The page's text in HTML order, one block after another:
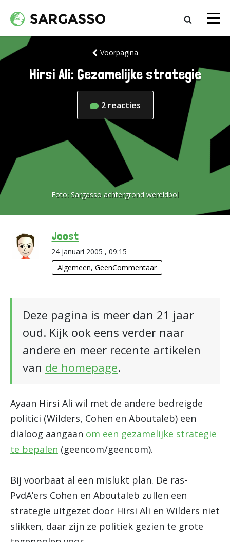
Voorpagina
Hirsi Ali: Gezamelijke strategie
2 reacties
Foto: Sargasso achtergrond wereldbol
Joost
24 januari 2005 , 09:15
Algemeen,GeenCommentaar
Deze pagina is meer dan 21 jaar
oud. Kijk ook eens verder naar
andere en meer recente artikelen
van de homepage.
Ayaan Hirsi Ali wil met de andere bedreigde
politici (Wilders, Cohen en Aboutaleb) een
dialoog aangaan om een gezamelijke strategie
te bepalen (geencom/geencom).
Bij voorbaat al een mislukt plan. De ras-
PvdA’ers Cohen en Aboutaleb zullen een
strategie uitgezet door Hirsi Ali en Wilders niet
slikken, daar zijn ze politiek gezien te grote